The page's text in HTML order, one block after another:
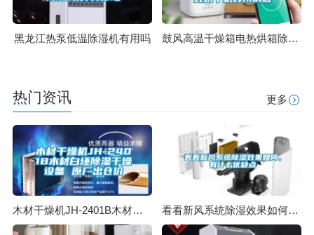
黑龙江热泵低温除湿机有用吗 鼓风高温干燥箱电热烘箱除湿干燥热风烘箱立式烘干机苏州纳冠
热门资讯 更多
木材干燥机JH-2401B木材白坯除湿干燥设备 原厂出仓价 看看新风系统除湿效果如何，有什么优缺点